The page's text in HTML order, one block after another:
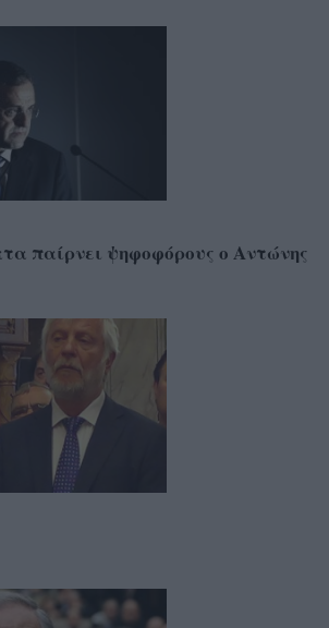
παίρνει ψηφοφόρους ο Αντώνης